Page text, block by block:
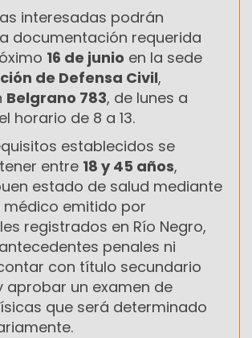
interesadas podrán
documentación requerida
16 de junio en la sede
de Defensa Civil,
Belgrano 783, de lunes a
horario de 8 a 13.
establecidos se
entre 18 y 45 años,
estado de salud mediante
emitido por
registrados en Río Negro,
penales ni
con título secundario
aprobar un examen de
que será determinado